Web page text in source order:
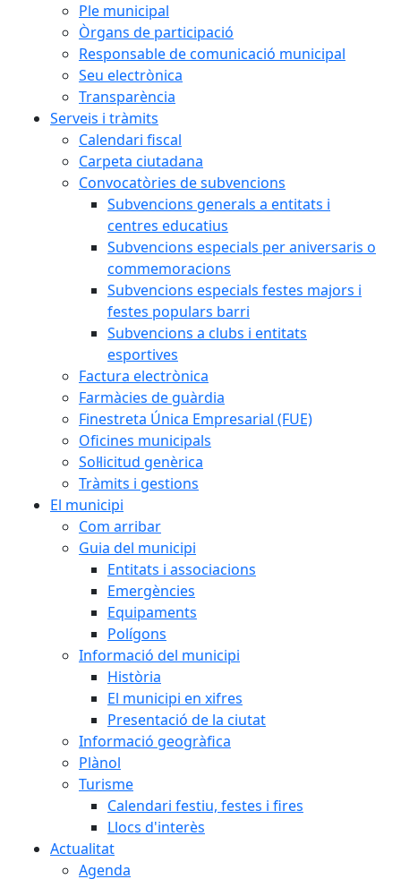
Ple municipal
Òrgans de participació
Responsable de comunicació municipal
Seu electrònica
Transparència
Serveis i tràmits
Calendari fiscal
Carpeta ciutadana
Convocatòries de subvencions
Subvencions generals a entitats i
centres educatius
Subvencions especials per aniversaris o
commemoracions
Subvencions especials festes majors i
festes populars barri
Subvencions a clubs i entitats
esportives
Factura electrònica
Farmàcies de guàrdia
Finestreta Única Empresarial (FUE)
Oficines municipals
Sol·licitud genèrica
Tràmits i gestions
El municipi
Com arribar
Guia del municipi
Entitats i associacions
Emergències
Equipaments
Polígons
Informació del municipi
Història
El municipi en xifres
Presentació de la ciutat
Informació geogràfica
Plànol
Turisme
Calendari festiu, festes i fires
Llocs d'interès
Actualitat
Agenda